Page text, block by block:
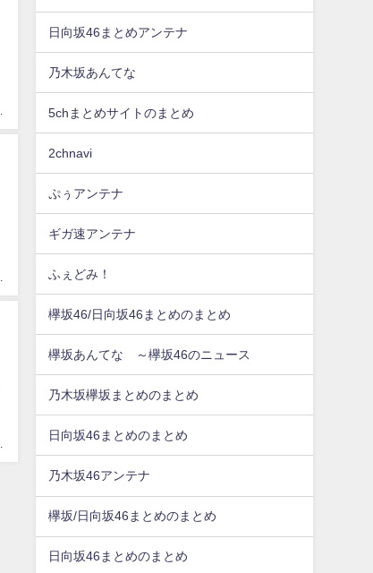
日向坂46まとめアンテナ
乃木坂あんてな
5chまとめサイトのまとめ
2chnavi
ぷぅアンテナ
ギガ速アンテナ
ふぇどみ！
欅坂46/日向坂46まとめのまとめ
欅坂あんてな ～欅坂46のニュース
乃木坂欅坂まとめのまとめ
日向坂46まとめのまとめ
乃木坂46アンテナ
欅坂/日向坂46まとめのまとめ
日向坂46まとめのまとめ